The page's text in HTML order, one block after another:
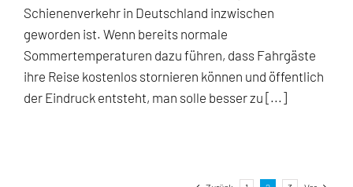
Schienenverkehr in Deutschland inzwischen
geworden ist. Wenn bereits normale
Sommertemperaturen dazu führen, dass Fahrgäste
ihre Reise kostenlos stornieren können und öffentlich
der Eindruck entsteht, man solle besser zu [...]